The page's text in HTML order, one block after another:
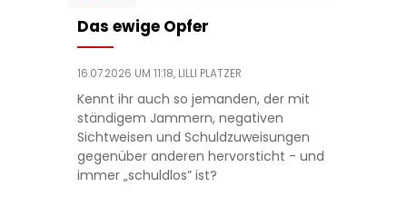
Das ewige Opfer
16.07.2026 UM 11:18, LILLI PLATZER
Kennt ihr auch so jemanden, der mit
ständigem Jammern, negativen
Sichtweisen und Schuldzuweisungen
gegenüber anderen hervorsticht - und
immer „schuldlos” ist?